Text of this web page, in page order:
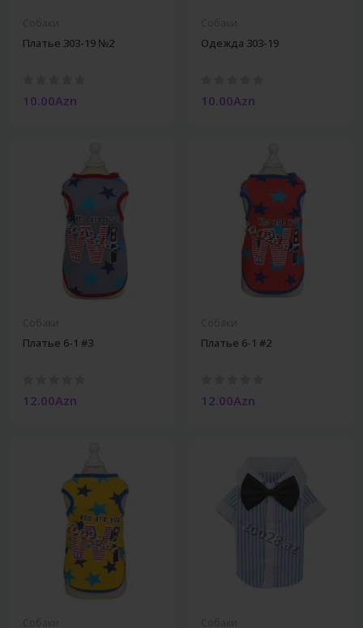
Платье 303-19 №2
10.00Azn
Одежда 303-19
10.00Azn
Платье 6-1 #3
12.00Azn
Платье 6-1 #2
12.00Azn